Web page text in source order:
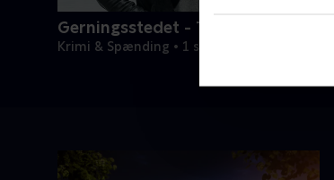
Gerningsstedet - Tatort
Krimi & Spænding • 1 sæsoner